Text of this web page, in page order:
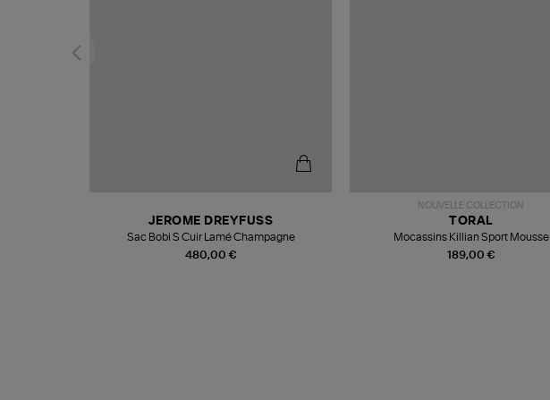
480,00 €
JEROME DREYFUSS
Sac Bobi S Cuir Lamé Champagne
NOUVELLE COLLECTION
189,00 €
TORAL
Mocassins Killian Sport Mousse